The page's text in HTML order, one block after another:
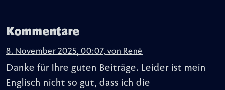
Kommentare
8. November 2025, 00:07, von René
Danke für Ihre guten Beiträge. Leider ist mein
Englisch nicht so gut, dass ich die